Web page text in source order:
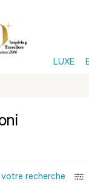
LUXE
recherche